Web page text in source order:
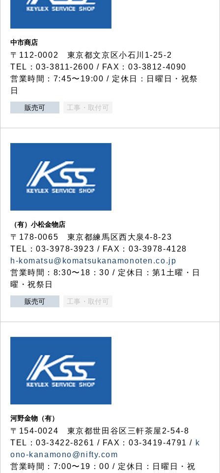
中市商店
〒112-0002 東京都文京区小石川1-25-2
TEL：03-3811-2600 / FAX：03-3812-4090
営業時間：7:45〜19:00 / 定休日：日曜日・祝祭
日
販売可 工事・取付可
（有）小松金物店
〒178-0065 東京都練馬区西大泉4-8-23
TEL：03-3978-3923 / FAX：03-3978-4128
h-komatsu@komatsukanamonoten.co.jp
営業時間：8:30〜18：30 / 定休日：第1土曜・日
曜・祝祭日
販売可 工事・取付可
河野金物（有）
〒154-0024 東京都世田谷区三軒茶屋2-54-8
TEL：03-3422-8261 / FAX：03-3419-4791 / k
ono-kanamono@nifty.com
営業時間：7:00〜19：00 / 定休日：日曜日・祝